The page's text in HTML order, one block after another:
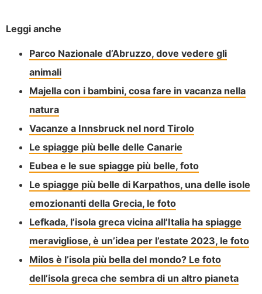
Leggi anche
Parco Nazionale d’Abruzzo, dove vedere gli
animali
Majella con i bambini, cosa fare in vacanza nella
natura
Vacanze a Innsbruck nel nord Tirolo
Le spiagge più belle delle Canarie
Eubea e le sue spiagge più belle, foto
Le spiagge più belle di Karpathos, una delle isole
emozionanti della Grecia, le foto
Lefkada, l’isola greca vicina all’Italia ha spiagge
meravigliose, è un’idea per l’estate 2023, le foto
Milos è l’isola più bella del mondo? Le foto
dell’isola greca che sembra di un altro pianeta